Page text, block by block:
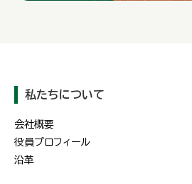
私たちについて
会社概要
役員プロフィール
沿革